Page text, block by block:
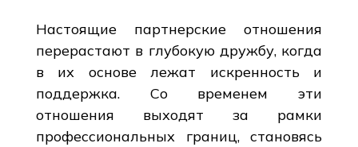
Настоящие партнерские отношения
перерастают в глубокую дружбу, когда
в их основе лежат искренность и
поддержка. Со временем эти
отношения выходят за рамки
профессиональных границ, становясь